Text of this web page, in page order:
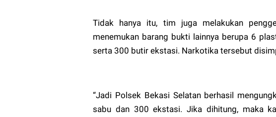
Tidak hanya itu, tim juga melakukan
menemukan barang bukti lainnya berupa 6
serta 300 butir ekstasi. Narkotika tersebut
“Jadi Polsek Bekasi Selatan berhasil
sabu dan 300 ekstasi. Jika dihitung, maka